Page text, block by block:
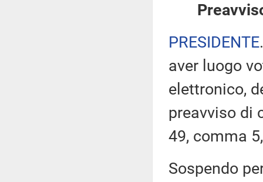
PRESIDENTE
aver luogo
elettronico,
preavviso di
49, comma
Sospendo